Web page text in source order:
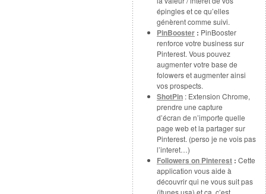
épingles et ce qu’elles
génèrent comme suivi.
PinBooster : PinBooster
renforce votre business sur
Pinterest. Vous pouvez
augmenter votre base de
folowers et augmenter ainsi
vos prospects.
ShotPin : Extension Chrome,
prendre une capture
d’écran de n’importe quelle
page web et la partager sur
Pinterest. (perso je ne vois pas
l’interet…)
Followers on Pinterest : Cette
application vous aide à
découvrir qui ne vous suit pas
(itunes usa) et ça, c’est